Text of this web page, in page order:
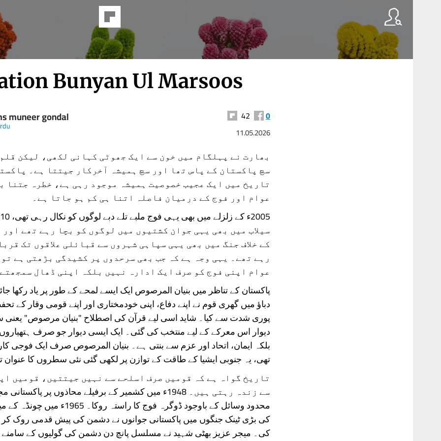
Bunyan Ul Marsoos
muneer gondal 42 0
11.05.2026
بھارت نے پہلگام میں خون سے ایک جھوٹی کہانی لکھی، لیکن
سچ پاکستان کے پاس تھا اور سچ ہمیشہ آخرکار جیتتا ہے۔
تاریخ میں ایک عجیب خصوصیت ہمیشہ موجود رہی ہے، خطرہ جتنا
عوام اور فوج کے درمیان فاصلہ اتنا ہی کم ہو جاتا ہے۔
سیلاب میں بھی یہی جوان کشتیوں میں لوگوں کو بچا رہے تھے
کے خلاف جنگ میں بھی یہی سپاہی شہروں سے قبائلی علاقوں تک
رہے تھے۔ یہی وجہ ہے کہ جب بھی سرحدوں پر کشیدگی بڑھتی ہے
عوام اپنی فوج کو صرف ایک ادارہ نہیں بلکہ اپنی ڈھال
پاکستان کے تناظر میں بنیان المرصوص ایک ایسے لمحے کے طور پر یاد رکھا
دباؤ میں گھری قوم نے اپنے دفاع، اپنی خودمختاری اور اپنے قومی وقار کے
پوری شدت سے کیا۔ شاید اسی لیے قرآن کی اصطلاح "بنیان مرصوص" یعنی
دیوار اس معرکے کے لیے منتخب کی گئی۔ ایک ایسی دیوار جو صرف
بلکہ ایمان، اتحاد اور عزم سے بنتی ہے۔ بنیان المرصوص صرف ایک فوجی
تھی، یہ جنوبی ایشیا کے طاقت کے توازن پر لکھی گئی نئی سطروں کا عنوان
تاریخ گواہ ہے کہ قومیں صرف اسلحے سے نہیں جیتتیں، قومیں
سے زندہ رہتی ہیں۔ 1948ء میں کشمیر کے برفیلے محاذوں پر
محدود وسائل کے باوجود ڈوگرہ فوج کا راستہ
کی بڑی ٹینک جنگوں میں پاکستانی جوانوں نے دشمن کی پیش قدمی روک کر
کی۔ میجر عزیز بھٹی شہید نے مسلسل پانچ دن دشمن کی گولیوں کے